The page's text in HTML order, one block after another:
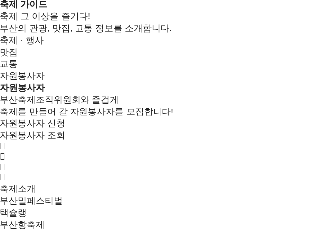
축제 가이드
축제 그 이상을 즐기다!
부산의 관광, 맛집, 교통 정보를 소개합니다.
축제 · 행사
맛집
교통
자원봉사자
자원봉사자
부산축제조직위원회와 즐겁게
축제를 만들어 갈 자원봉사자를 모집합니다!
자원봉사자 신청
자원봉사자 조회
축제소개
부산밀페스티벌
택슐랭
부산항축제